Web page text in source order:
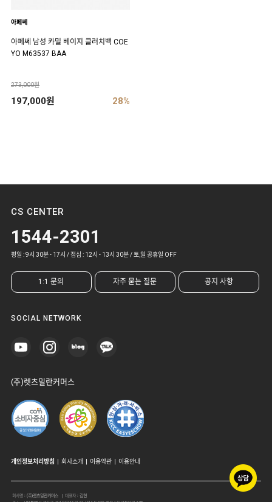
아페쎄
아페쎄 남성 카밀 베이지 클러치백 COE
YO M63537 BAA
273,000원
197,000원 28%
CS CENTER
1544-2301
평일 : 9시 30분 - 17시 / 점심 : 12시 - 13시 30분 / 토,일 공휴일 OFF
1:1 문의 자주 묻는 질문 공지 사항
SOCIAL NETWORK
(주)렛츠밀란커머스
개인정보처리방침 회사소개 이용약관 이용안내
회사명 : (주)렛츠밀란커머스 | 대표자 : 김현